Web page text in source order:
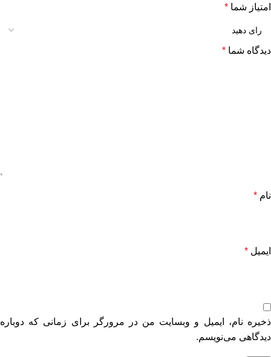
امتیاز شما *
دیدگاه شما *
نام *
ایمیل *
ذخیره نام، ایمیل و وبسایت من در مرورگر برای زمانی که دوباره
دیدگاهی می‌نویسم.